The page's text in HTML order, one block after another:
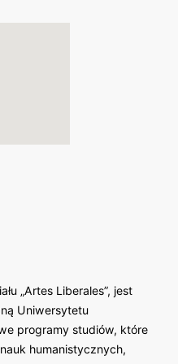
„Artes Liberales”, jest
Uniwersytetu
programy studiów, które
humanistycznych,